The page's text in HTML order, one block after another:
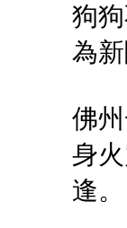
狗
為
佛
身
逢。